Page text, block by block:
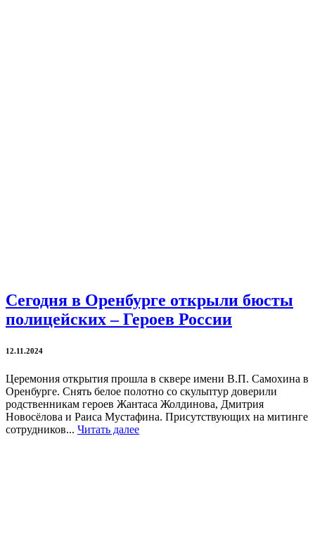
Сегодня в Оренбурге открыли бюсты
полицейских – Героев России
12.11.2024
Церемония открытия прошла в сквере имени В.П. Самохина в
Оренбурге. Снять белое полотно со скульптур доверили
родственникам героев Жантаса Жолдинова, Дмитрия
Новосёлова и Раиса Мустафина. Присутствующих на митинге
сотрудников... Читать далее